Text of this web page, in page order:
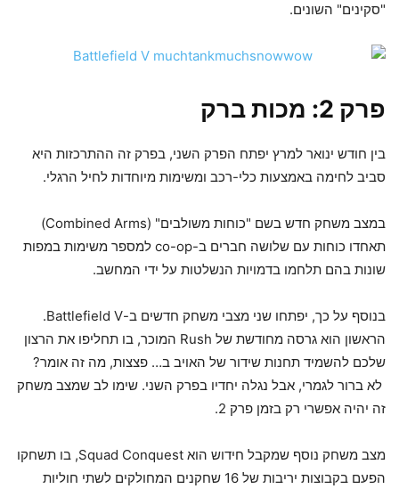
"סקינים" השונים.
פרק 2: מכות ברק
בין חודש ינואר למרץ יפתח הפרק השני, בפרק זה ההתרכזות היא
סביב לחימה באמצעות כלי-רכב ומשימות מיוחדות לחיל הרגלי.
במצב משחק חדש בשם "כוחות משולבים" (Combined Arms)
תאחדו כוחות עם שלושה חברים ב-co-op למספר משימות במפות
שונות בהם תלחמו בדמויות הנשלטות על ידי המחשב.
בנוסף על כך, יפתחו שני מצבי משחק חדשים ב-Battlefield V.
הראשון הוא גרסה מחודשת של Rush המוכר, בו תחליפו את הרצון
שלכם להשמיד תחנות שידור של האויב ב… פצצות, מה זה אומר?
לא ברור לגמרי, אבל נגלה יחדיו בפרק השני. שימו לב שמצב משחק
זה יהיה אפשרי רק בזמן פרק 2.
מצב משחק נוסף שמקבל חידוש הוא Squad Conquest, בו תשחקו
הפעם בקבוצות יריבות של 16 שחקנים המחולקים לשתי חוליות